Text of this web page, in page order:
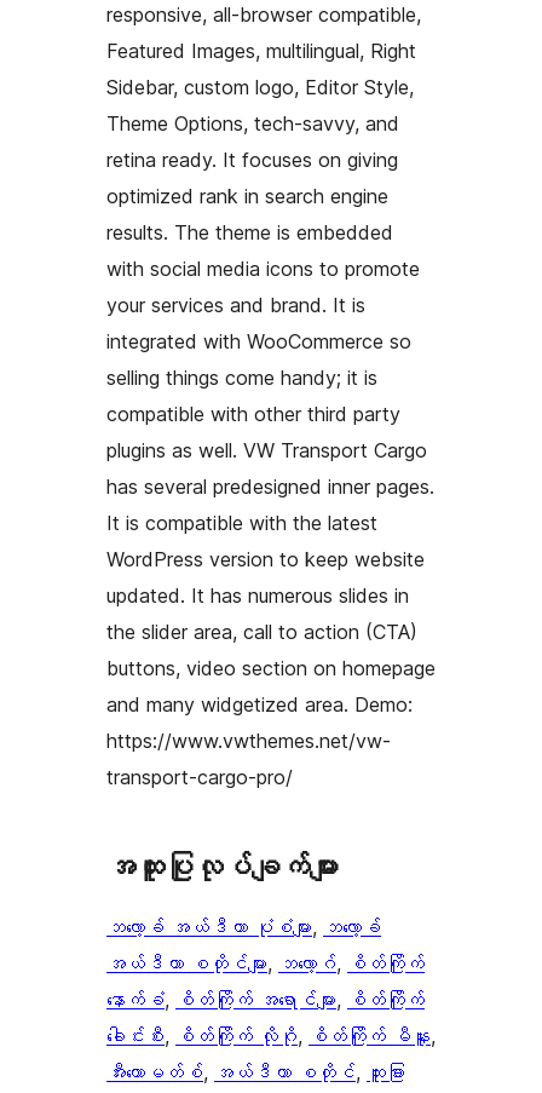
responsive, all-browser compatible,
Featured Images, multilingual, Right
Sidebar, custom logo, Editor Style,
Theme Options, tech-savvy, and
retina ready. It focuses on giving
optimized rank in search engine
results. The theme is embedded
with social media icons to promote
your services and brand. It is
integrated with WooCommerce so
selling things come handy; it is
compatible with other third party
plugins as well. VW Transport Cargo
has several predesigned inner pages.
It is compatible with the latest
WordPress version to keep website
updated. It has numerous slides in
the slider area, call to action (CTA)
buttons, video section on homepage
and many widgetized area. Demo:
https://www.vwthemes.net/vw-
transport-cargo-pro/
အ​ထူး​ပြု​လုပ်​ချက်​များ
ဘလော့ခ် အယ်ဒီတာ ပုံစံများ, ဘလော့ခ်
အယ်ဒီတာ စတိုင်များ, ဘလော့ဂ်, စိတ်ကြိုက်
နောက်ခံ, စိတ်ကြိုက် အရောင်များ, စိတ်ကြိုက်
ခေါင်းစီး, စိတ်ကြိုက် လိုဂို, စိတ်ကြိုက် မီနူး
အီးကောမတ်စ်, အယ်ဒီတာ စတိုင်, ထူးခြား